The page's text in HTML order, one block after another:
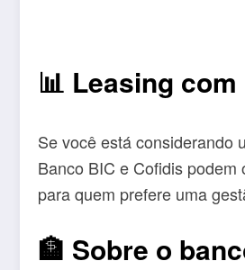
📊 Leasing
Se você está considerando
Banco BIC e Cofidis podem
para quem prefere uma
🏦 Sobre o